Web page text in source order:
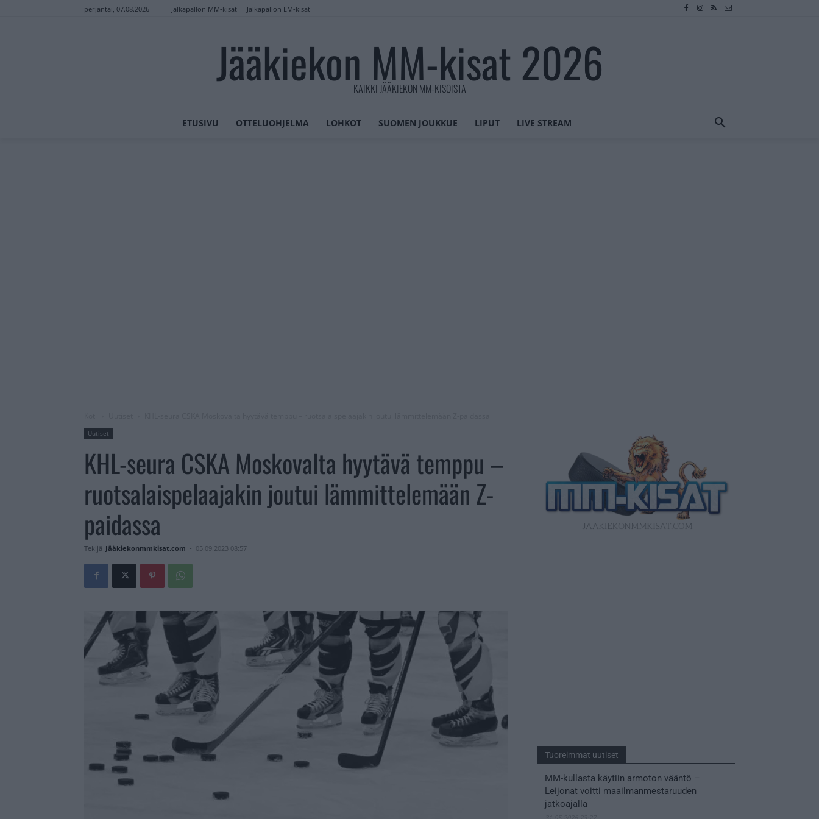
perjantai, 07.08.2026 Jalkapallon MM-kisat Jalkapallon EM-kisat
Jääkiekon MM-kisat 2026
KAIKKI JÄÄKIEKON MM-KISOISTA
ETUSIVU OTTELUOHJELMA LOHKOT SUOMEN JOUKKUE LIPUT LIVE STREAM
Uutiset
KHL-seura CSKA Moskovalta hyytävä temppu –
ruotsalaispelaajakin joutui lämmittelemään Z-
paidassa
Tekijä Jääkiekonmmkisat.com - 05.09.2023 08:57
Tuoreimmat uutiset
MM-kullasta käytiin armoton vääntö –
Leijonat voitti maailmanmestaruuden
jatkoajalla